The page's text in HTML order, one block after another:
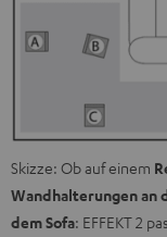
Skizze: Ob auf einem
Wandhalterungen an
dem Sofa: EFFEKT 2